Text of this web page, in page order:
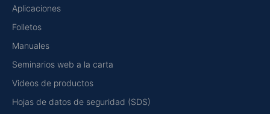
Aplicaciones
Folletos
Manuales
Seminarios web a la carta
Videos de productos
Hojas de datos de seguridad (SDS)